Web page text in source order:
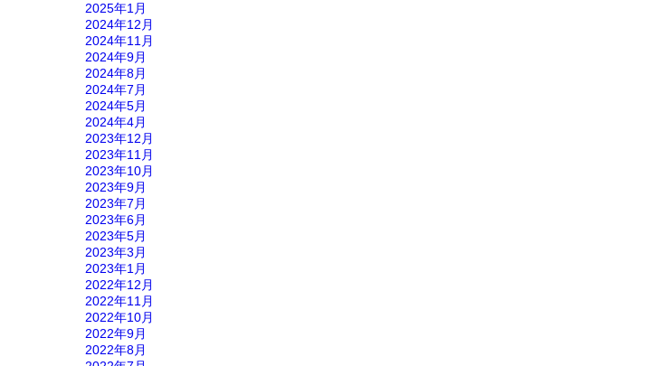
2025年1月
2024年12月
2024年11月
2024年9月
2024年8月
2024年7月
2024年5月
2024年4月
2023年12月
2023年11月
2023年10月
2023年9月
2023年7月
2023年6月
2023年5月
2023年3月
2023年1月
2022年12月
2022年11月
2022年10月
2022年9月
2022年8月